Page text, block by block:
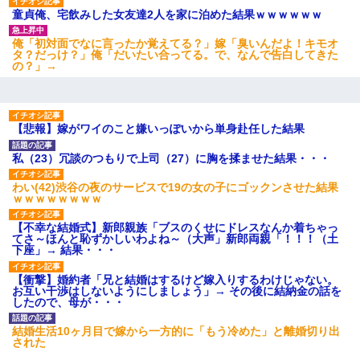
童貞俺、宅飲みした女友達2人を家に泊めた結果ｗｗｗｗｗｗ
俺「初対面でなに言ったか覚えてる？」嫁「臭いんだよ！キモオ
タ？だっけ？」俺「だいたい合ってる。で、なんで告白してきた
の？」→
【悲報】嫁がワイのこと嫌いっぽいから単身赴任した結果
私（23）冗談のつもりで上司（27）に胸を揉ませた結果・・・
わい(42)渋谷の夜のサービスで19の女の子にゴックンさせた結果
ｗｗｗｗｗｗｗｗ
【不幸な結婚式】新郎親族「ブスのくせにドレスなんか着ちゃっ
てさ～ほんと恥ずかしいわよね～（大声」新郎両親「！！！（土
下座」→ 結果・・・
【衝撃】婚約者「兄と結婚はするけど嫁入りするわけじゃない。
お互い干渉はしないようにしましょう」→ その後に結納金の話を
したので、母が・・・
結婚生活10ヶ月目で嫁から一方的に「もう冷めた」と離婚切り出
された